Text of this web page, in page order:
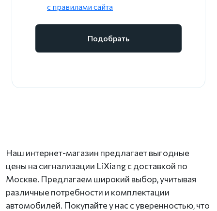
c правилами сайта
Подобрать
Наш интернет-магазин предлагает выгодные
цены на сигнализации LiXiang с доставкой по
Москве. Предлагаем широкий выбор, учитывая
различные потребности и комплектации
автомобилей. Покупайте у нас с уверенностью, что